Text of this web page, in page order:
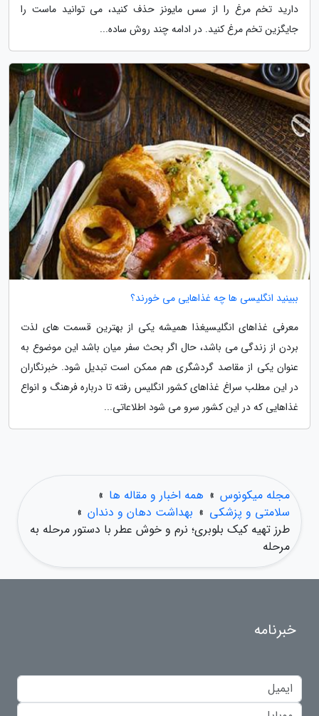
دارید تخم مرغ را از سس مایونز حذف کنید، می توانید ماست را
جایگزین تخم مرغ کنید. در ادامه چند روش ساده...
ببینید انگلیسی ها چه غذاهایی می خورند؟
معرفی غذاهای انگلیسیغذا همیشه یکی از بهترین قسمت های لذت
بردن از زندگی می باشد، حال اگر بحث سفر میان باشد این موضوع به
عنوان یکی از مقاصد گردشگری هم ممکن است تبدیل شود. خبرنگاران
در این مطلب سراغ غذاهای کشور انگلیس رفته تا درباره فرهنگ و انواع
غذاهایی که در این کشور سرو می شود اطلاعاتی...
مجله میکونوس » همه اخبار و مقاله ها »
سلامتی و پزشکی » بهداشت دهان و دندان »
طرز تهیه کیک بلوبری؛ نرم و خوش عطر با دستور مرحله به
مرحله
خبرنامه